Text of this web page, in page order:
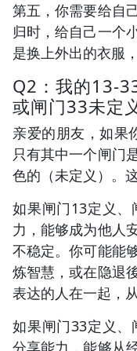
第五，你需要给自
归时，给自己一个
是换上外出的衣服
Q2：我的13-
或闸门33未定
亲爱的朋友，如果
只有其中一个闸门
色的（未定义）。
如果闸门13定义
力，能够成为他人
不稳定。你可能能
炼智慧，或在隐退
表达的人在一起，
如果闸门33定义
分享能力，能够从